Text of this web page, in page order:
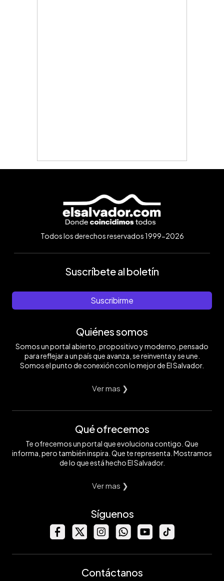
Todos los derechos reservados 1999-2026
Suscríbete al boletín
Suscribirme
Quiénes somos
Somos un portal abierto, propositivo y moderno, pensado
para reflejar a un país que avanza, se reinventa y se une.
Somos el punto de conexión con lo mejor de El Salvador.
Ver mas ❯
Qué ofrecemos
Te ofrecemos un portal que evoluciona contigo. Que
informa, pero también inspira. Que te representa. Mostramos
de lo que está hecho El Salvador.
Ver mas ❯
Síguenos
Contáctanos